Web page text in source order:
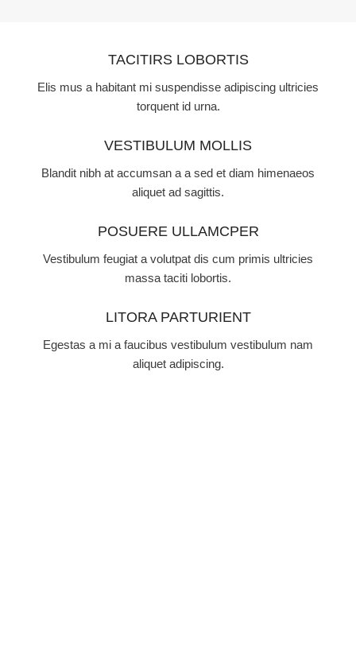
TACITIRS LOBORTIS
Elis mus a habitant mi suspendisse adipiscing ultricies
torquent id urna.
VESTIBULUM MOLLIS
Blandit nibh at accumsan a a sed et diam himenaeos
aliquet ad sagittis.
POSUERE ULLAMCPER
Vestibulum feugiat a volutpat dis cum primis ultricies
massa taciti lobortis.
LITORA PARTURIENT
Egestas a mi a faucibus vestibulum vestibulum nam
aliquet adipiscing.